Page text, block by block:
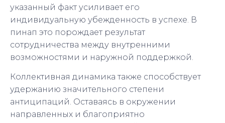
указанный факт усиливает его
индивидуальную убежденность в успехе. В
пинап это порождает результат
сотрудничества между внутренними
возможностями и наружной поддержкой.
Коллективная динамика также способствует
удержанию значительного степени
антиципаций. Оставаясь в окружении
направленных и благоприятно